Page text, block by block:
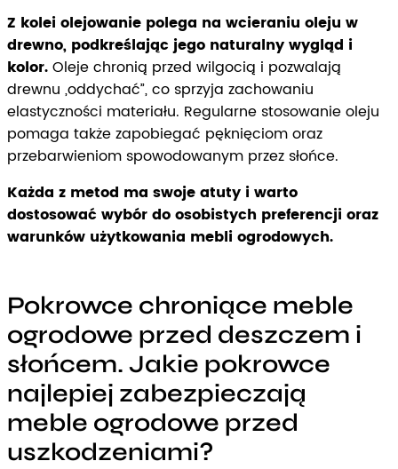
Z kolei olejowanie polega na wcieraniu oleju w
drewno, podkreślając jego naturalny wygląd i
kolor.Oleje chronią przed wilgocią i pozwalają
drewnu „oddychać”, co sprzyja zachowaniu
elastyczności materiału. Regularne stosowanie oleju
pomaga także zapobiegać pęknięciom oraz
przebarwieniom spowodowanym przez słońce.
Każda z metod ma swoje atuty i warto
dostosować wybór do osobistych preferencji oraz
warunków użytkowania mebli ogrodowych.
Pokrowce chroniące meble
ogrodowe przed deszczem i
słońcem. Jakie pokrowce
najlepiej zabezpieczają
meble ogrodowe przed
uszkodzeniami?